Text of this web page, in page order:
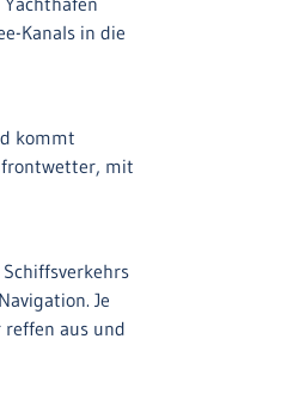
Kanals in die
kommt
mit
Je
aus und